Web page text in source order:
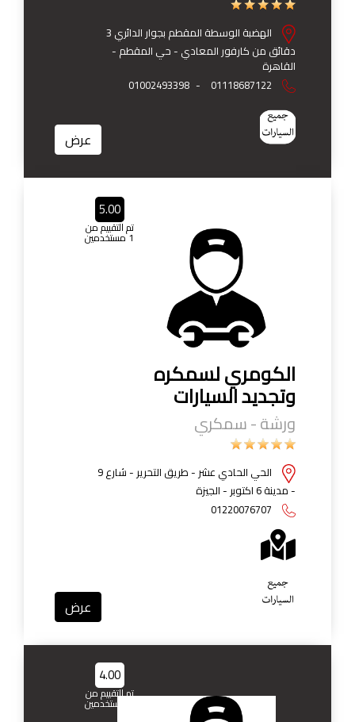
الهضبة الوسطة المقطم بجوار الدائري 3
دقائق من كارفور المعادي - حي المقطم -
القاهرة
01118687122
-
01002493398
عرض
الكومري لسمكره
وتجديد السيارات
ورشة - سمكري
الحي الحادي عشر - طريق التحرير - شارع 9
- مدينة 6 اكتوبر - الجيزة
01220076707
عرض
5.00
تم التقييم من
1 مستخدمين
4.00
تم التقييم من